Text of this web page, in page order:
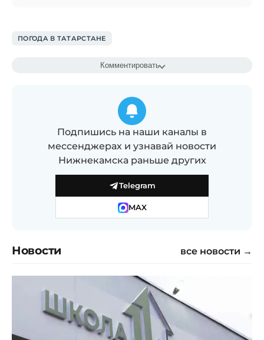
ПОГОДА В ТАТАРСТАНЕ
Комментировать
Подпишись на наши каналы в
мессенджерах и узнавай новости
Нижнекамска раньше других
Telegram
MAX
Новости все новости →